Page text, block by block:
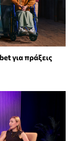
για πράξεις